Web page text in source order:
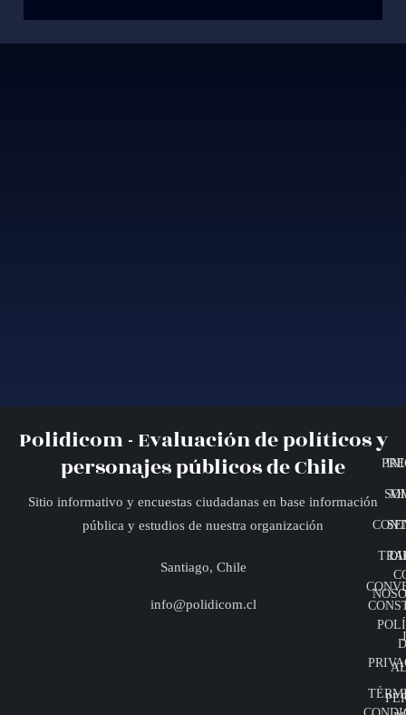
Polidicom - Evaluación de políticos y
personajes públicos de Chile
Sitio informativo y encuestas ciudadanas en base información
pública y estudios de nuestra organización
Santiago, Chile
info@polidicom.cl